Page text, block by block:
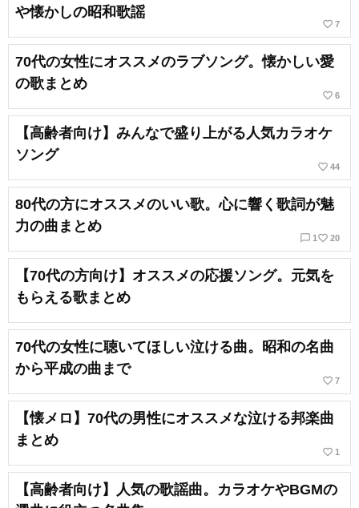
や懐かしの昭和歌謡
favorite_border 7
70代の女性にオススメのラブソング。懐かしい愛
の歌まとめ
favorite_border 6
【高齢者向け】みんなで盛り上がる人気カラオケ
ソング
favorite_border 44
80代の方にオススメのいい歌。心に響く歌詞が魅
力の曲まとめ
chat_bubble_outline 1 favorite_border 20
【70代の方向け】オススメの応援ソング。元気を
もらえる歌まとめ
70代の女性に聴いてほしい泣ける曲。昭和の名曲
から平成の曲まで
favorite_border 7
【懐メロ】70代の男性にオススメな泣ける邦楽曲
まとめ
favorite_border 1
【高齢者向け】人気の歌謡曲。カラオケやBGMの